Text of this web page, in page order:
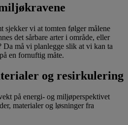
sjekker vi at tomten følger målene
det sårbare arter i område, eller
Da må vi planlegge slik at vi kan ta
en fornuftig måte.
og resirkulering
på energi- og miljøperspektivet
materialer og løsninger fra